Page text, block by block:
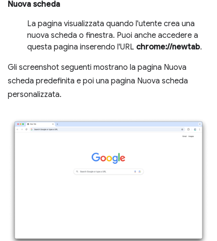
Nuova scheda
La pagina visualizzata quando l'utente crea una
nuova scheda o finestra. Puoi anche accedere a
questa pagina inserendo l'URL chrome://newtab.
Gli screenshot seguenti mostrano la pagina Nuova
scheda predefinita e poi una pagina Nuova scheda
personalizzata.